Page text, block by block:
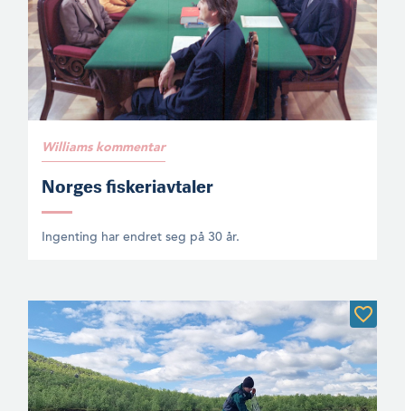
Williams kommentar
Norges fiskeriavtaler
Ingenting har endret seg på 30 år.